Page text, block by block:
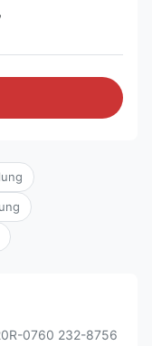
0760 232-8756